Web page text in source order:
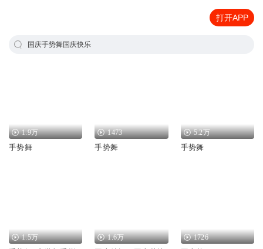
打开APP
国庆手势舞国庆快乐
1.9万
手势舞
1473
手势舞
5.2万
手势舞
1.5万 1.6万 1726